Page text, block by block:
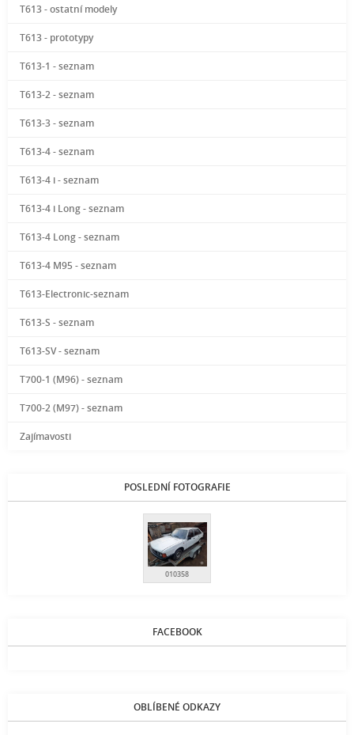
T613 - ostatní modely
T613 - prototypy
T613-1 - seznam
T613-2 - seznam
T613-3 - seznam
T613-4 - seznam
T613-4 i - seznam
T613-4 i Long - seznam
T613-4 Long - seznam
T613-4 M95 - seznam
T613-Electronic-seznam
T613-S - seznam
T613-SV - seznam
T700-1 (M96) - seznam
T700-2 (M97) - seznam
Zajímavosti
POSLEDNÍ FOTOGRAFIE
010358
FACEBOOK
OBLÍBENÉ ODKAZY